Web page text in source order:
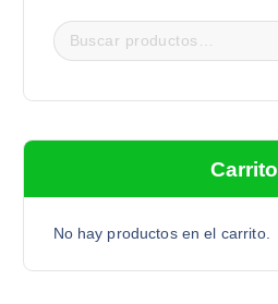
B
s
p
o
:
Carrito
No hay productos en el carrito.